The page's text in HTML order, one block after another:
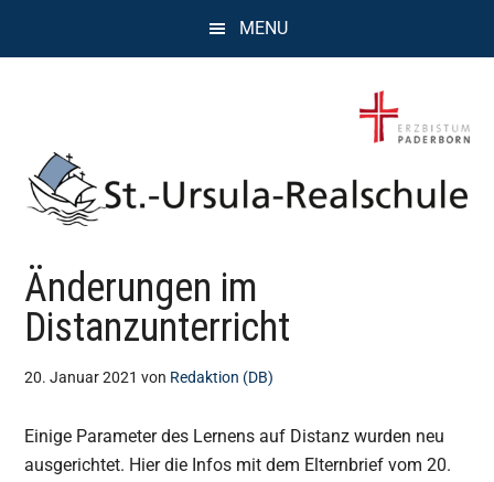
MENU
St.
Ursula
Realschule
Attendorn
Kompetenz,
Persönlichkeit,
Chancen
Änderungen im
Distanzunterricht
20. Januar 2021 von Redaktion (DB)
Einige Parameter des Lernens auf Distanz wurden neu
ausgerichtet. Hier die Infos mit dem Elternbrief vom 20.